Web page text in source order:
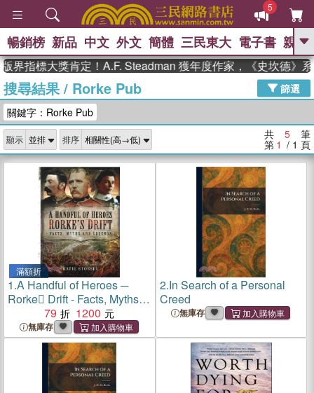
5
GO
熱搜： 高希均教授回憶錄
、 The Odyssey 、 父親節 、 如果歷
獎 臺灣漫遊錄 、 方念華 、 台灣的李
登輝時代
數學女孩：黎曼猜想 、
偉大的迷走神經
暢銷榜 新品 中文 外文 簡體 三民東大 電子書 親子
界指標大獎肯定！A.F. Steadman 獲年度作家，《史坎德》系
搜尋結果/ Rorke Pub
篩選
關鍵字：Rorke Pub
顯示 排序 共 5 筆
第 1 / 1 頁
滿額折
1.A Handful of Heroes ─
Rorke Drift - Facts, Myths
and Legends
79 1200
無庫存
2.In Search of a Personal
Creed
無庫存